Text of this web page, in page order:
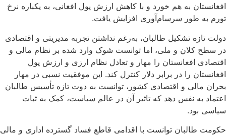
افغانستان به هم خورد و با کاهش ارزش پول افغانی، به یکباره نرخ
تورم به طور سرسام‌آوری افزایش یافت.
دولت تازه تشکیل طالبان، به‌رغم نداشتن تجربه مدیریتی و اقتصادی
در سطح کلان و ملی، اما توانست شوک وارد شده بر نظام مالی و
اقتصادی افغانستان را مهار و تعادل نظام ارزی و ارزش پول
افغانستان را در برابر دلار کنترل کند. این موفقیت نسبی در مهار
بحران مالی و اقتصادی کشور، توانست به دوت تازه تأسیس طالبان
اعتماد به نفس دهد که تاثیر آن در عالم سیاست، کمک به ثبات
سیاسی بود.
حکومت طالبان توانست با اقدامی قاطع فساد گسترده اداری و مالی